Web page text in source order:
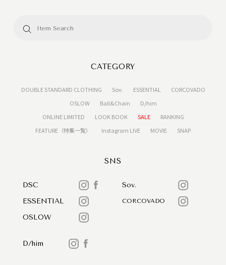
CATEGORY
DOUBLE STANDARD CLOTHING Sov. ESSENTIAL
CORCOVADO
OSLOW
Ball&Chain
D/him
ONLINE LIMITED
LOOK BOOK SALE
RANKING
FEATURE（特集一覧）
Instagram LIVE MOVIE SNAP
SNS
DSC
Sov.
ESSENTIAL
CORCOVADO
OSLOW
D/him